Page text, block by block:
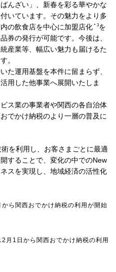
情報
お客さま
のお客さま
English
んざい」、新春を彩る華やかな
いています。その魅力をより多
の飲食店を中心に加盟店化 ＊3を
券の発行が可能です。今後は、
産業等、幅広い魅力も届けるた
。
た運用基盤を本件に留まらず、
用した他事業へ展開いたしま
ス業の事業者や関西の各自治体
でかけ納税のより一層の普及に
を利用し、お客さまごとに最適
することで、変化の中でのNew
スを実現し、地域経済の活性化
ら関西おでかけ納税の利用が開始
月1日から関西おでかけ納税の利用